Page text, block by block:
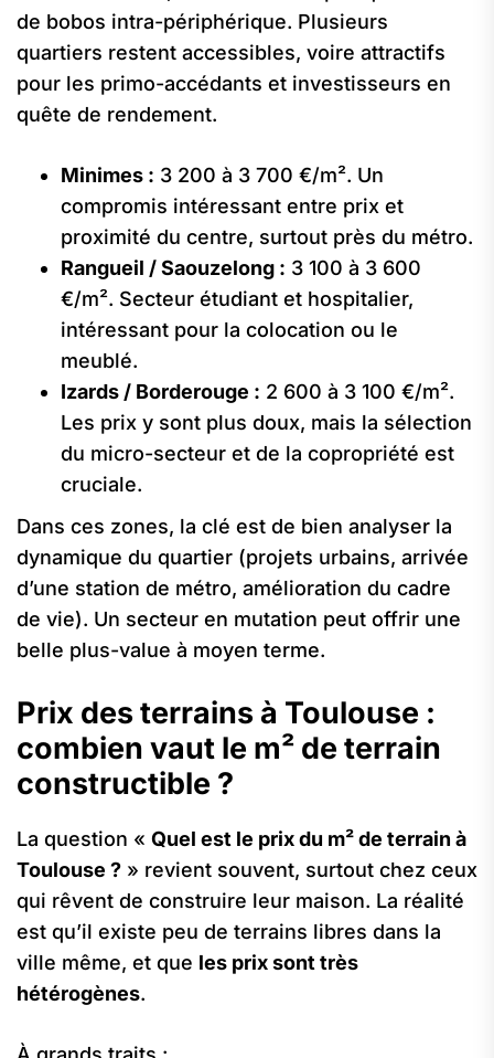
de bobos intra-périphérique. Plusieurs
quartiers restent accessibles, voire attractifs
pour les primo-accédants et investisseurs en
quête de rendement.
Minimes : 3 200 à 3 700 €/m². Un
compromis intéressant entre prix et
proximité du centre, surtout près du métro.
Rangueil / Saouzelong : 3 100 à 3 600
€/m². Secteur étudiant et hospitalier,
intéressant pour la colocation ou le
meublé.
Izards / Borderouge : 2 600 à 3 100 €/m².
Les prix y sont plus doux, mais la sélection
du micro-secteur et de la copropriété est
cruciale.
Dans ces zones, la clé est de bien analyser la
dynamique du quartier (projets urbains, arrivée
d’une station de métro, amélioration du cadre
de vie). Un secteur en mutation peut offrir une
belle plus-value à moyen terme.
Prix des terrains à Toulouse :
combien vaut le m² de terrain
constructible ?
La question « Quel est le prix du m² de terrain à
Toulouse ? » revient souvent, surtout chez ceux
qui rêvent de construire leur maison. La réalité
est qu’il existe peu de terrains libres dans la
ville même, et que les prix sont très
hétérogènes.